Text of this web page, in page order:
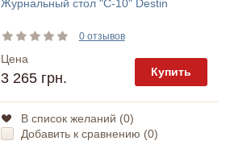
Журнальный стол "С-10" Destin
0 отзывов
Цена
3 265 грн. Купить
В список желаний (0)
Добавить к сравнению (0)